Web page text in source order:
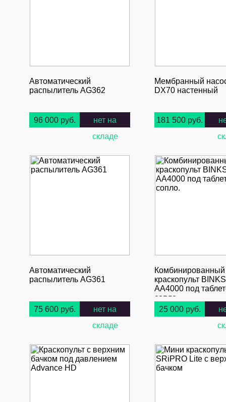
Автоматический
распылитель AG362
96 000 руб.
нет на
складе
Мембранный
DX70 настенный
181 500 руб.
Автоматический
распылитель AG361
75 600 руб.
нет на
складе
Комбинированный
краскопульт BINKS
AA4000 под
сопло.
25 000 руб.